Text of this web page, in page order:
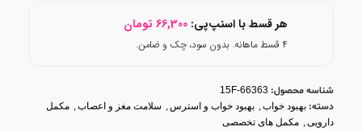
هر قسط با اسنپ‌پی: 66,300 تومان
۴ قسط ماهانه. بدون سود، چک و ضامن.
شناسه محصول: 15F-66363
دسته: بهبود خواب, بهبود خواب و استرس, سلامت مغز و اعصاب, مکمل
دارویی, مکمل های تخصصی